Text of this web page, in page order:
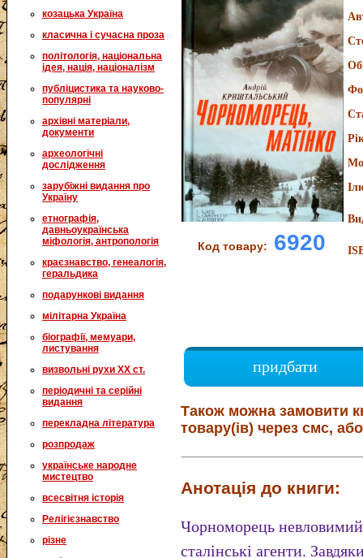
козацька Україна
класична і сучасна проза
політологія, національна
ідея, нація, націоналізм
публіцистика та науково-
популярні
архівні матеріали,
документи
археологічні
дослідження
зарубіжні видання про
Україну
етнографія,
давньоукраїнська
міфологія, антропологія
краєзнавство, генеалогія,
геральдика
подарункові видання
мілітарна Україна
біографії, мемуари,
листування
визвольні рухи XX ст.
періодичні та серійні
видання
перекладна література
розпродаж
українське народне
мистецтво
всесвітня історія
Релігієзнавство
різне
Код товару: 6920
придбати
Також можна замовити
товару(ів) через смс,
Анотація до книги:
Чорноморець
сталінські агенти.